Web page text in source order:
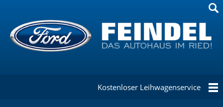
Kostenloser Leihwagenservice